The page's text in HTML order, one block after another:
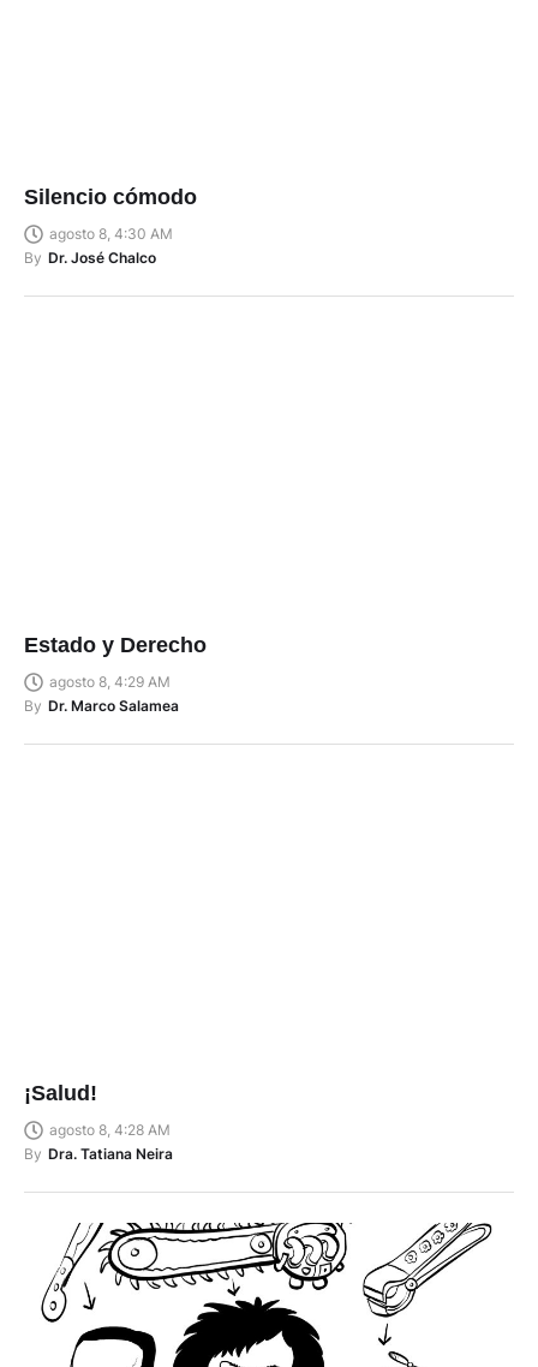
Silencio cómodo
agosto 8, 4:30 AM
By Dr. José Chalco
Estado y Derecho
agosto 8, 4:29 AM
By Dr. Marco Salamea
¡Salud!
agosto 8, 4:28 AM
By Dra. Tatiana Neira